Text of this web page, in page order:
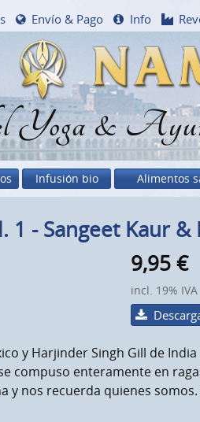
Yoga &
Envío & Pago Info
Infusión bio Alimentos
1 - Sangeet Kaur
9,95€
incl. 19% IVA
y Harjinder Singh Gill de
compuso enteramente en
y nos recuerda quienes somos.